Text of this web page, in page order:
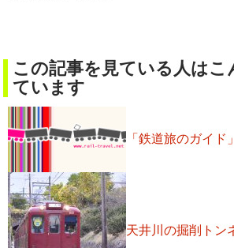
この記事を見ている人はこ
ています
「鉄道旅のガイド
天井川の掘削トン